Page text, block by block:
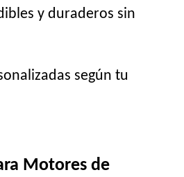
y duraderos sin
según tu
Motores de